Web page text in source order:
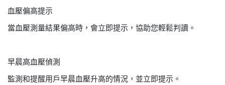
血壓偏高提示
當血壓測量結果偏高時，會立即提示，協助您輕鬆判讀。
早晨高血壓偵測
監測和提醒用戶早晨血壓升高的情況，並立即提示。